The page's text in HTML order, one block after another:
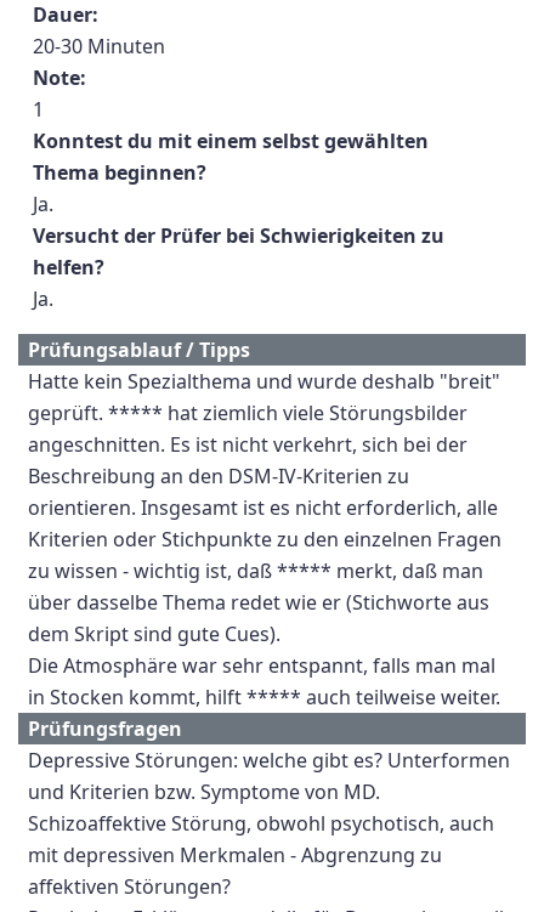
Dauer:
20-30 Minuten
Note:
1
Konntest du mit einem selbst gewählten
Thema beginnen?
Ja.
Versucht der Prüfer bei Schwierigkeiten zu
helfen?
Ja.
Prüfungsablauf / Tipps
Hatte kein Spezialthema und wurde deshalb "breit"
geprüft. ***** hat ziemlich viele Störungsbilder
angeschnitten. Es ist nicht verkehrt, sich bei der
Beschreibung an den DSM-IV-Kriterien zu
orientieren. Insgesamt ist es nicht erforderlich, alle
Kriterien oder Stichpunkte zu den einzelnen Fragen
zu wissen - wichtig ist, daß ***** merkt, daß man
über dasselbe Thema redet wie er (Stichworte aus
dem Skript sind gute Cues).
Die Atmosphäre war sehr entspannt, falls man mal
in Stocken kommt, hilft ***** auch teilweise weiter.
Prüfungsfragen
Depressive Störungen: welche gibt es? Unterformen
und Kriterien bzw. Symptome von MD.
Schizoaffektive Störung, obwohl psychotisch, auch
mit depressiven Merkmalen - Abgrenzung zu
affektiven Störungen?